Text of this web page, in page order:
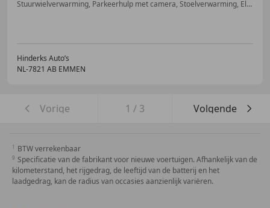
Stuurwielverwarming, Parkeerhulp met camera, Stoelverwarming, Elektrisch verstelbare buitenspiegels, Alarm, Adaptieve Cruise Control, Automatische klimaatregeling, Lichtmetalen velgen
Hinderks Auto’s
NL-7821 AB EMMEN
Vorige 1 / 3 Volgende
BTW verrekenbaar
Specificatie van de fabrikant voor nieuwe voertuigen. Afhankelijk van de
kilometerstand, het rijgedrag, de leeftijd van de batterij en het
laadgedrag, kan de radius van occasies aanzienlijk variëren.